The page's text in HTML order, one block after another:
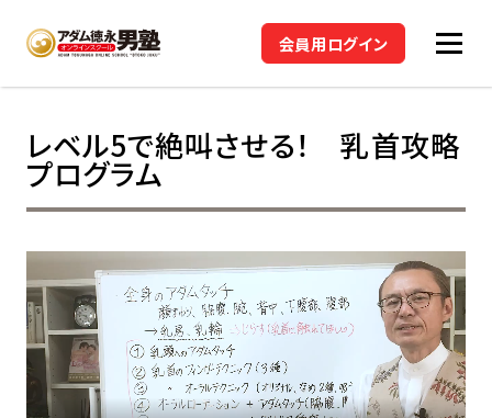
会員用ログイン
レベル5で絶叫させる！ 乳首攻略
プログラム